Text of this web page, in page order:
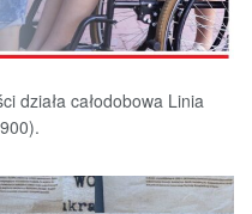
działa całodobowa Linia